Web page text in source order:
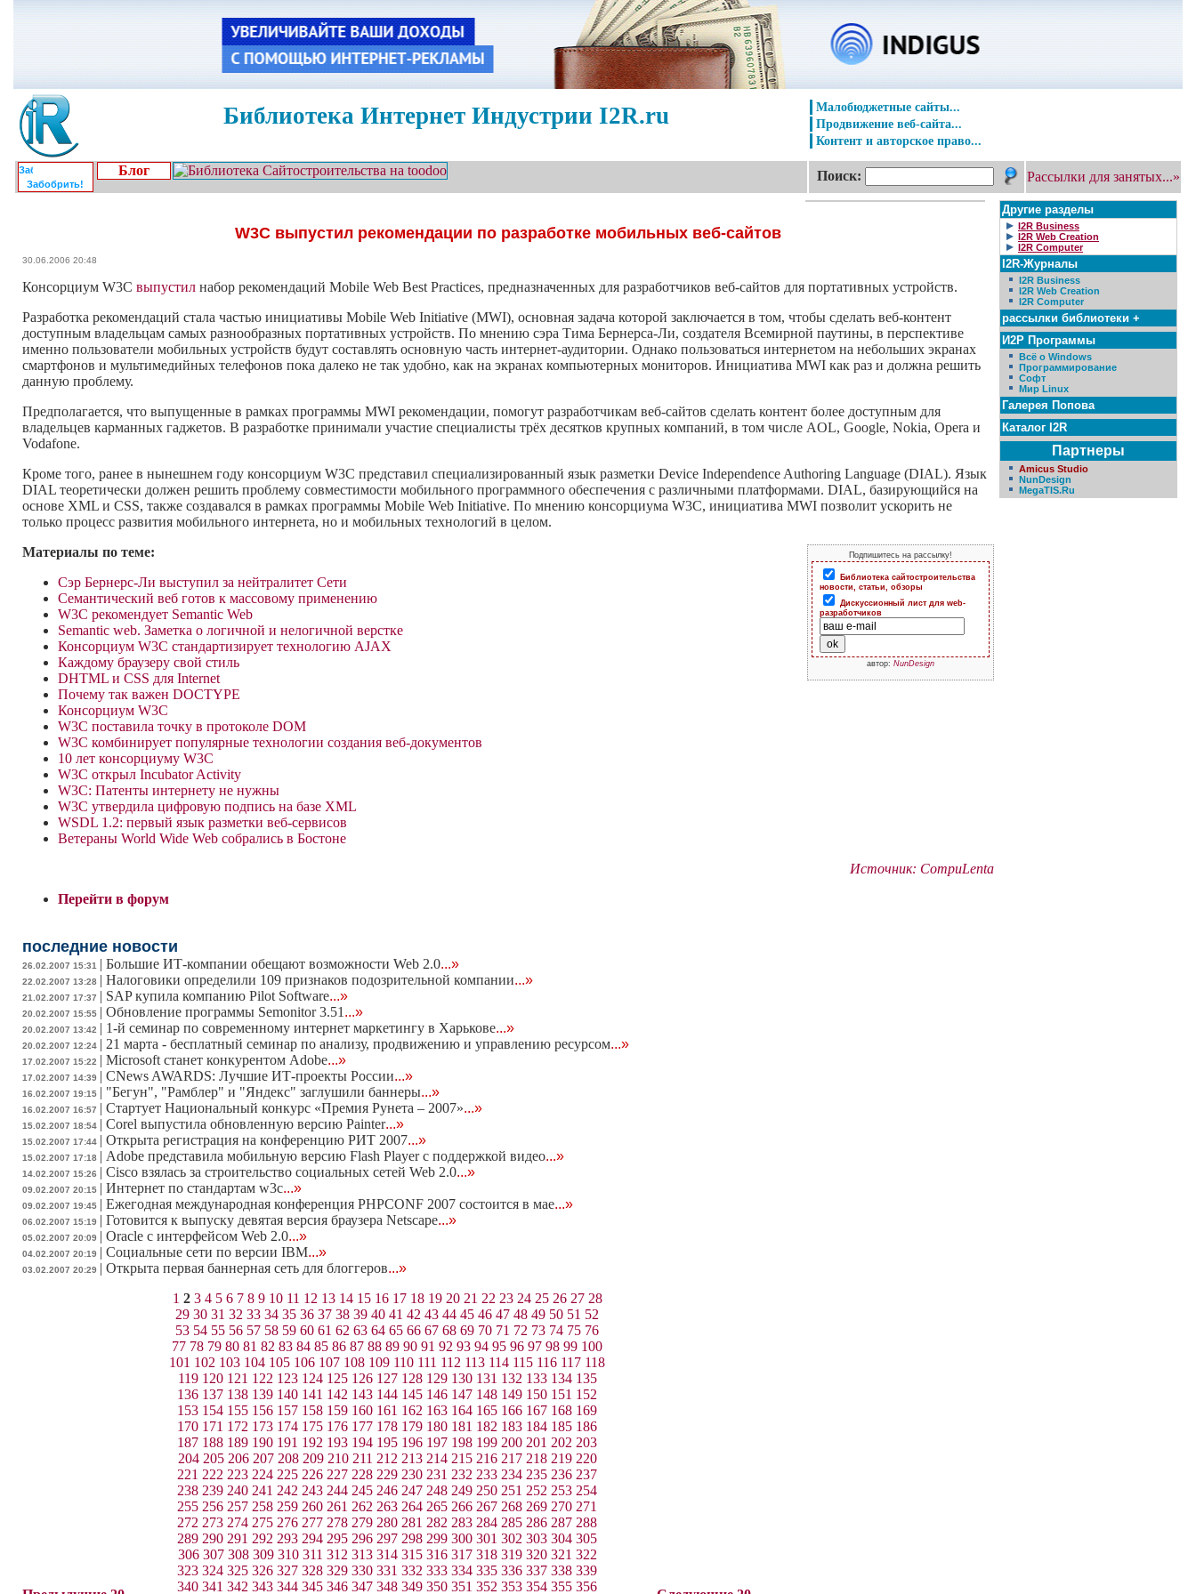
Библиотека Интернет Индустрии I2R.ru
Малобюджетные сайты...
Продвижение веб-сайта...
Контент и авторское право...
Забобрить!
Блог Поиск: Рассылки для занятых...»
W3C выпустил рекомендации по разработке мобильных веб-сайтов
30.06.2006 20:48
Консорциум W3C выпустил набор рекомендаций Mobile Web Best Practices, предназначенных для разработчиков веб-сайтов для портативных устройств.
Разработка рекомендаций стала частью инициативы Mobile Web Initiative (MWI), основная задача которой заключается в том, чтобы сделать веб-контент
доступным владельцам самых разнообразных портативных устройств. По мнению сэра Тима Бернерса-Ли, создателя Всемирной паутины, в перспективе
именно пользователи мобильных устройств будут составлять основную часть интернет-аудитории. Однако пользоваться интернетом на небольших экранах
смартфонов и мультимедийных телефонов пока далеко не так удобно, как на экранах компьютерных мониторов. Инициатива MWI как раз и должна решить
данную проблему.
Предполагается, что выпущенные в рамках программы MWI рекомендации, помогут разработчикам веб-сайтов сделать контент более доступным для
владельцев карманных гаджетов. В разработке принимали участие специалисты трёх десятков крупных компаний, в том числе AOL, Google, Nokia, Opera и
Vodafone.
Кроме того, ранее в нынешнем году консорциум W3C представил специализированный язык разметки Device Independence Authoring Language (DIAL). Язык
DIAL теоретически должен решить проблему совместимости мобильного программного обеспечения с различными платформами. DIAL, базирующийся на
основе XML и CSS, также создавался в рамках программы Mobile Web Initiative. По мнению консорциума W3C, инициатива MWI позволит ускорить не
только процесс развития мобильного интернета, но и мобильных технологий в целом.
Подпишитесь на рассылку!
Библиотека сайтостроительства
новости, статьи, обзоры
Дискуссионный лист для web-
разработчиков
автор: NunDesign
Материалы по теме:
Сэр Бернерс-Ли выступил за нейтралитет Сети
Семантический веб готов к массовому применению
W3C рекомендует Semantic Web
Semantic web. Заметка о логичной и нелогичной верстке
Консорциум W3C стандартизирует технологию AJAX
Каждому браузеру свой стиль
DHTML и CSS для Internet
Почему так важен DOCTYPE
Консорциум W3C
W3C поставила точку в протоколе DOM
W3C комбинирует популярные технологии создания веб-документов
10 лет консорциуму W3C
W3C открыл Incubator Activity
W3C: Патенты интернету не нужны
W3C утвердила цифровую подпись на базе XML
WSDL 1.2: первый язык разметки веб-сервисов
Ветераны World Wide Web собрались в Бостоне
Источник: CompuLenta
Перейти в форум
последние новости
26.02.2007 15:31 | Большие ИТ-компании обещают возможности Web 2.0...»
22.02.2007 13:28 | Налоговики определили 109 признаков подозрительной компании...»
21.02.2007 17:37 | SAP купила компанию Pilot Software...»
20.02.2007 15:55 | Обновление программы Semonitor 3.51 ...»
20.02.2007 13:42 | 1-й семинар по современному интернет маркетингу в Харькове...»
20.02.2007 12:24 | 21 марта - бесплатный семинар по анализу, продвижению и управлению ресурсом...»
17.02.2007 15:22 | Microsoft станет конкурентом Adobe...»
17.02.2007 14:39 | CNews AWARDS: Лучшие ИТ-проекты России...»
16.02.2007 19:15 | "Бегун", "Рамблер" и "Яндекс" заглушили баннеры...»
16.02.2007 16:57 | Стартует Национальный конкурс «Премия Рунета – 2007»...»
15.02.2007 18:54 | Corel выпустила обновленную версию Painter...»
15.02.2007 17:44 | Открыта регистрация на конференцию РИТ 2007...»
15.02.2007 17:18 | Adobe представила мобильную версию Flash Player c поддержкой видео...»
14.02.2007 15:26 | Cisco взялась за строительство социальных сетей Web 2.0...»
09.02.2007 20:15 | Интернет по стандартам w3c...»
09.02.2007 19:45 | Ежегодная международная конференция PHPCONF 2007 состоится в мае...»
06.02.2007 15:19 | Готовится к выпуску девятая версия браузера Netscape...»
05.02.2007 20:09 | Oracle с интерфейсом Web 2.0...»
04.02.2007 20:19 | Социальные сети по версии IBM...»
03.02.2007 20:29 | Открыта первая баннерная сеть для блоггеров...»
1 2 3 4 5 6 7 8 9 10 11 12 13 14 15 16 17 18 19 20 21 22 23 24 25 26 27 28
29 30 31 32 33 34 35 36 37 38 39 40 41 42 43 44 45 46 47 48 49 50 51 52
53 54 55 56 57 58 59 60 61 62 63 64 65 66 67 68 69 70 71 72 73 74 75 76
77 78 79 80 81 82 83 84 85 86 87 88 89 90 91 92 93 94 95 96 97 98 99 100
101 102 103 104 105 106 107 108 109 110 111 112 113 114 115 116 117 118
119 120 121 122 123 124 125 126 127 128 129 130 131 132 133 134 135
136 137 138 139 140 141 142 143 144 145 146 147 148 149 150 151 152
153 154 155 156 157 158 159 160 161 162 163 164 165 166 167 168 169
170 171 172 173 174 175 176 177 178 179 180 181 182 183 184 185 186
187 188 189 190 191 192 193 194 195 196 197 198 199 200 201 202 203
204 205 206 207 208 209 210 211 212 213 214 215 216 217 218 219 220
221 222 223 224 225 226 227 228 229 230 231 232 233 234 235 236 237
238 239 240 241 242 243 244 245 246 247 248 249 250 251 252 253 254
255 256 257 258 259 260 261 262 263 264 265 266 267 268 269 270 271
272 273 274 275 276 277 278 279 280 281 282 283 284 285 286 287 288
289 290 291 292 293 294 295 296 297 298 299 300 301 302 303 304 305
306 307 308 309 310 311 312 313 314 315 316 317 318 319 320 321 322
323 324 325 326 327 328 329 330 331 332 333 334 335 336 337 338 339
340 341 342 343 344 345 346 347 348 349 350 351 352 353 354 355 356
Другие разделы
I2R Business
I2R Web Creation
I2R Computer
I2R-Журналы
I2R Business
I2R Web Creation
I2R Computer
рассылки библиотеки +
И2Р Программы
Всё о Windows
Программирование
Софт
Мир Linux
Галерея Попова
Каталог I2R
Партнеры
Amicus Studio
NunDesign
MegaTIS.Ru